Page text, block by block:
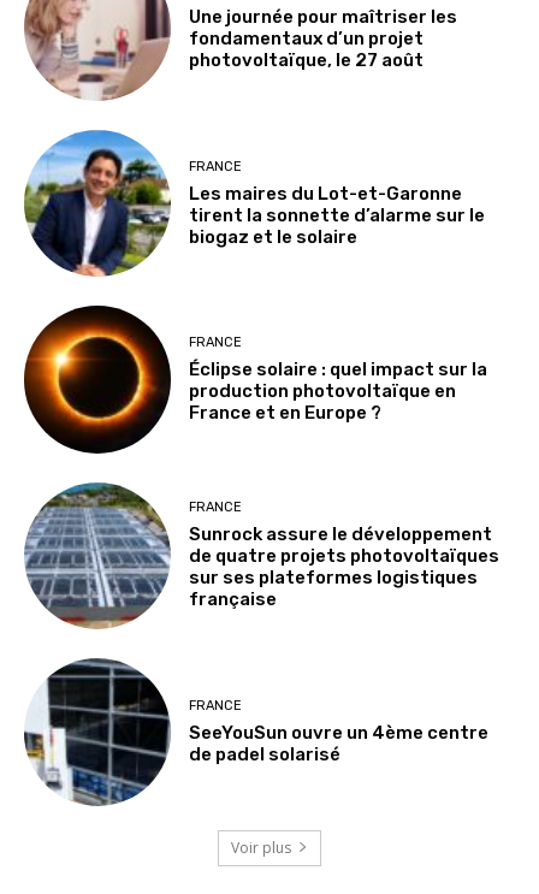
Une journée pour maîtriser les
fondamentaux d’un projet
photovoltaïque, le 27 août
FRANCE
Les maires du Lot-et-Garonne
tirent la sonnette d’alarme sur le
biogaz et le solaire
FRANCE
Éclipse solaire : quel impact sur la
production photovoltaïque en
France et en Europe ?
FRANCE
Sunrock assure le développement
de quatre projets photovoltaïques
sur ses plateformes logistiques
française
FRANCE
SeeYouSun ouvre un 4ème centre
de padel solarisé
Voir plus